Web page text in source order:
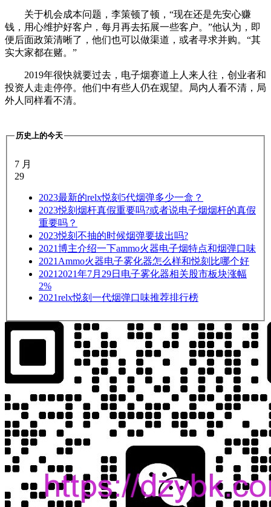
关于机会成本问题，李策顿了顿，“现在还是先安心赚
钱，用心维护好客户，每月再去拓展一些客户。”他认为，即
便后面政策清晰了，他们也可以做渠道，或者寻求并购。“其
实大家都在赌。”
2019年很快就要过去，电子烟赛道上人来人往，创业者和
投资人走走停停。他们中有些人仍在观望。局内人看不清，局
外人同样看不清。
历史上的今天
7 月
29
2023最新的relx悦刻5代烟弹多少一盒？
2023悦刻烟杆真假重要吗?或者说电子烟烟杆的真假
重要吗？
2023悦刻不抽的时候烟弹要拔出吗?
2021博主介绍一下ammo火器电子烟特点和烟弹口味
2021 Ammo火器电子雾化器怎么样和悦刻比哪个好
2021 2021年7月29日电子雾化器相关股市板块涨幅
2%
2021relx悦刻一代烟弹口味推荐排行榜